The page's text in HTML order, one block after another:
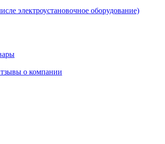
электроустановочное оборудование)
о компании